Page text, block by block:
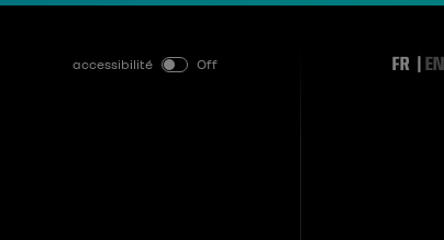
accessibilité Off FR EN